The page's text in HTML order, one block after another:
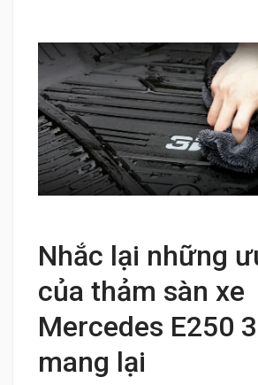
Nhắc lại những
của thảm sàn xe
Mercedes E250
mang lại